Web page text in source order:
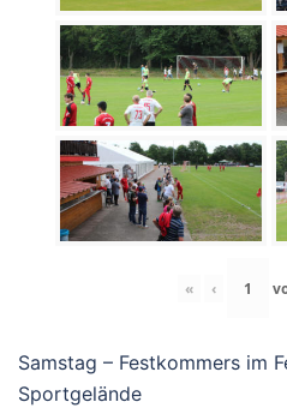
« ‹
Samstag – Festkommers im
Sportgelände